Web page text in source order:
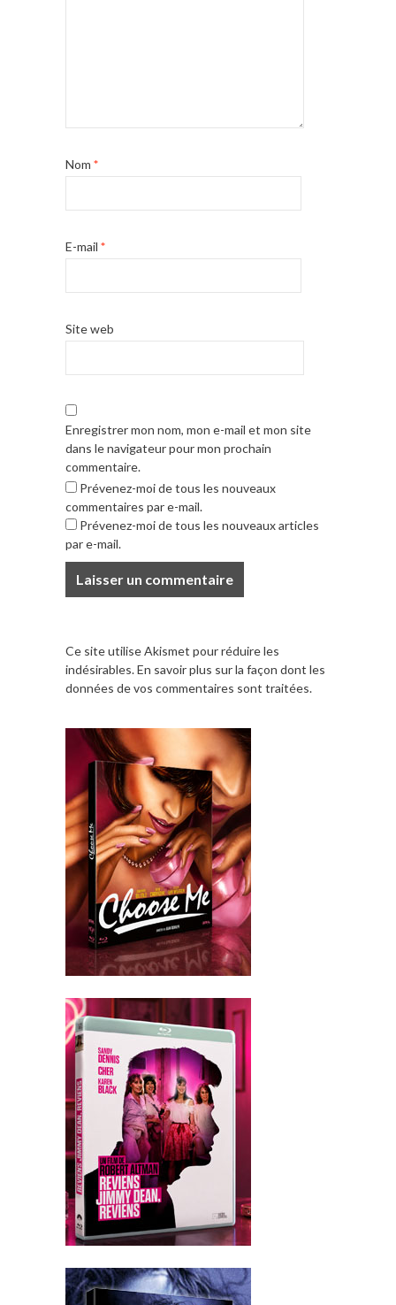
Nom *
E-mail *
Site web
Enregistrer mon nom, mon e-mail et mon site
dans le navigateur pour mon prochain
commentaire.
Prévenez-moi de tous les nouveaux
commentaires par e-mail.
Prévenez-moi de tous les nouveaux articles
par e-mail.
Ce site utilise Akismet pour réduire les
indésirables.En savoir plus sur la façon dont les
données de vos commentaires sont traitées.